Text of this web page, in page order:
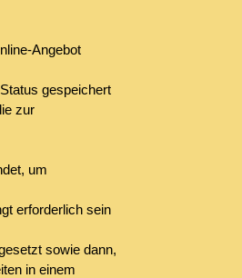
Angebot
gespeichert
zur
um
erforderlich sein
sowie dann,
in einem